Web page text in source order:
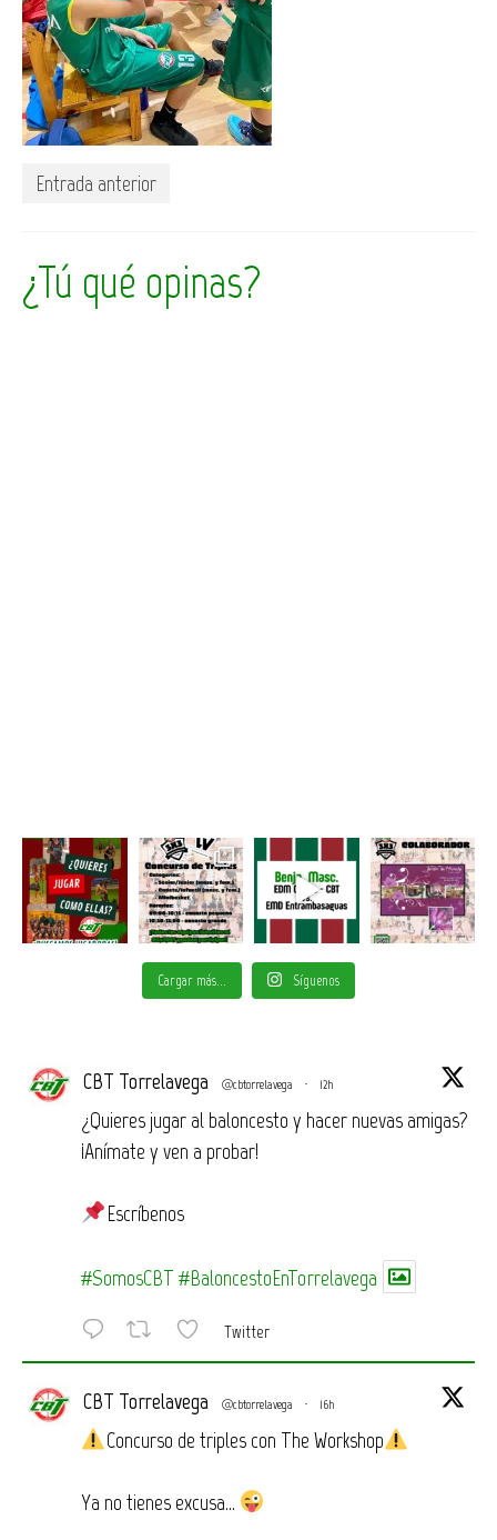
Entrada anterior
¿Tú qué opinas?
Cargar más... Síguenos
CBT Torrelavega @cbtorrelavega · 12h
¿Quieres jugar al baloncesto y hacer nuevas amigas?
¡Anímate y ven a probar!
Escríbenos
#SomosCBT #BaloncestoEnTorrelavega
Twitter
CBT Torrelavega @cbtorrelavega · 16h
Concurso de triples con The Workshop
Ya no tienes excusa…